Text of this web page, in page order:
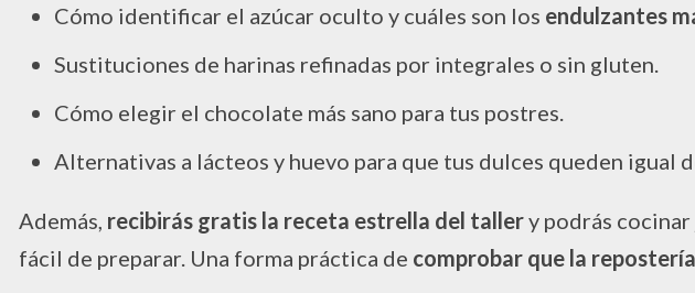
Cómo identificar el azúcar oculto y cuáles son los endulzantes
Sustituciones de harinas refinadas por integrales o sin gluten.
Cómo elegir el chocolate más sano para tus postres.
Alternativas a lácteos y huevo para que tus dulces queden igual
Además, recibirás gratis la receta estrella del tallery podrás
fácil de preparar. Una forma práctica de comprobar que la